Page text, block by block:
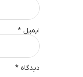
دیدگاه *
ایمیل *